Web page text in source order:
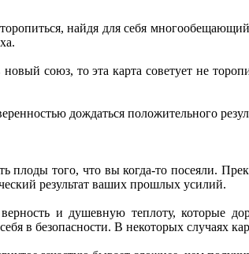
найдя для себя
союз, то эта карта советует не
дождаться положительного
плоды того, что вы когда-то посеяли.
результат ваших прошлых усилий.
верность и душевную теплоту, которые
в безопасности. В некоторых случаях